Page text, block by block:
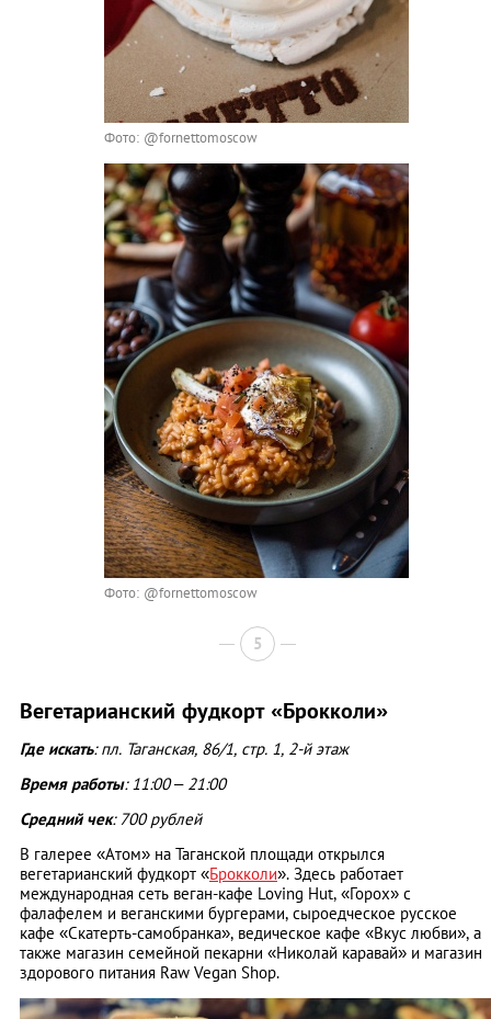
Фото: @fornettomoscow
Фото: @fornettomoscow
5
Вегетарианский фудкорт «Брокколи»
Где искать: пл. Таганская, 86/1, стр. 1, 2-й этаж
Время работы: 11:00 – 21:00
Средний чек: 700 рублей
В галерее «Атом» на Таганской площади открылся
вегетарианский фудкорт «Брокколи». Здесь работает
международная сеть веган-кафе Loving Hut, «Горох» с
фалафелем и веганскими бургерами, сыроедческое русское
кафе «Скатерть-самобранка», ведическое кафе «Вкус любви», а
также магазин семейной пекарни «Николай каравай» и магазин
здорового питания Raw Vegan Shop.